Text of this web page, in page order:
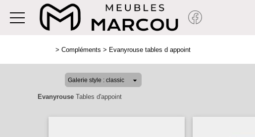
> Compléments > Evanyrouse tables d appoint
Evanyrouse Tables d'appoint